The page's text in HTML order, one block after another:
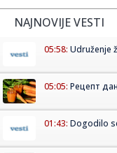
NAJNOVIJE VESTI
05:58: Udruženje
05:05: Рецепт
01:43: Dogodilo